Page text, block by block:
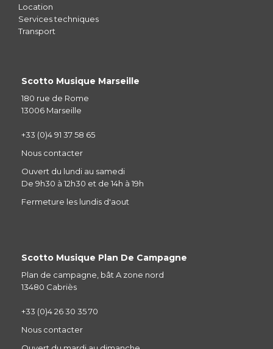
Location
Services techniques
Transport
Scotto Musique Marseille
180 rue de Rome
13006 Marseille
+33 (0)4 91 37 58 65
Nous contacter
Ouvert du lundi au samedi
De 9h30 à 12h30 et de 14h à 19h
Fermeture les lundis d'aout
Scotto Musique Plan De Campagne
Plan de campagne, bât A zone nord
13480 Cabriès
+33 (0)4 26 30 35 70
Nous contacter